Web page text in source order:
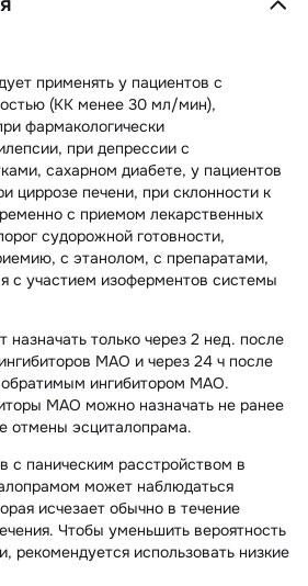
применять у пациентов с
(КК менее 30 мл/мин),
фармакологически
при депрессии с
сахарном диабете, у пациентов
циррозе печени, при склонности к
с приемом лекарственных
судорожной готовности,
с этанолом, с препаратами,
с участием изоферментов системы
назначать только через 2 нед. после
МАО и через 24 ч после
ингибитором МАО.
МАО можно назначать не ранее
отмены эсциталопрама.
с паническим расстройством в
может наблюдаться
исчезает обычно в течение
Чтобы уменьшить вероятность
рекомендуется использовать низкие